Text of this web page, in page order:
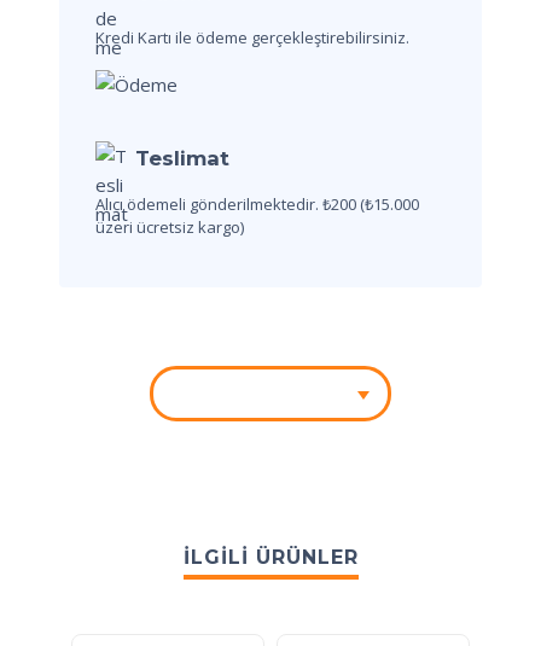
Kredi Kartı ile ödeme gerçekleştirebilirsiniz.
Teslimat
Alıcı ödemeli gönderilmektedir. ₺200 (₺15.000
üzeri ücretsiz kargo)
İLGILI ÜRÜNLER